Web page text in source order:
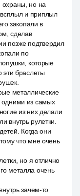
охраны, но на
и приплыл
закопали в
сделав
позже подтвердил
по
которые
эти браслеты
металлические
одними из самых
из них делали
внутрь рулетки.
Когда они
что мне очень
но я отлично
металла очень
зачем-то